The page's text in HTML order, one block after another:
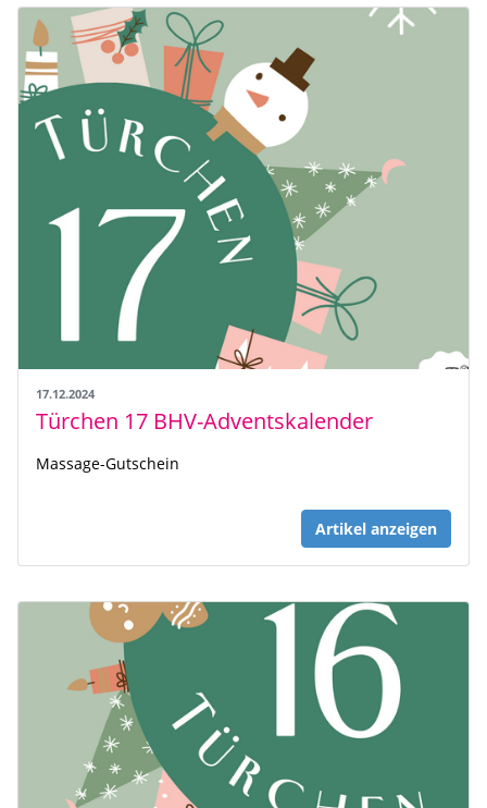
17.12.2024
Türchen 17 BHV-Adventskalender
Massage-Gutschein
Artikel anzeigen